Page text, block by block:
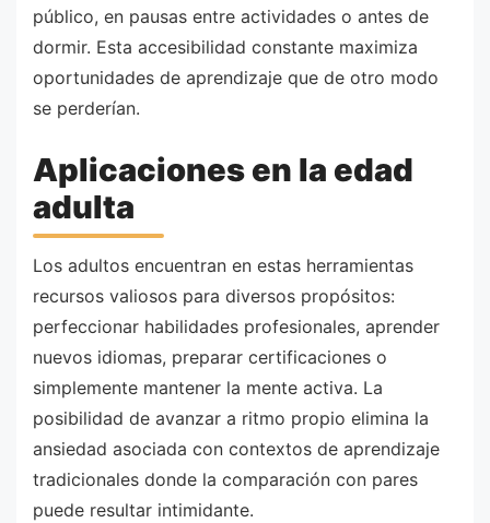
público, en pausas entre actividades o antes de
dormir. Esta accesibilidad constante maximiza
oportunidades de aprendizaje que de otro modo
se perderían.
Aplicaciones en la edad
adulta
Los adultos encuentran en estas herramientas
recursos valiosos para diversos propósitos:
perfeccionar habilidades profesionales, aprender
nuevos idiomas, preparar certificaciones o
simplemente mantener la mente activa. La
posibilidad de avanzar a ritmo propio elimina la
ansiedad asociada con contextos de aprendizaje
tradicionales donde la comparación con pares
puede resultar intimidante.